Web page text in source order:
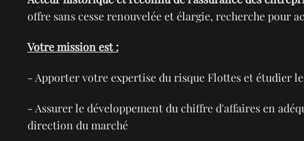
offre sans cesse renouvelée et élargie, recherche pour
Votre mission est :
- Apporter votre expertise du risque Flottes et étudier
- Assurer le développement du chiffre d'affaires en
direction du marché